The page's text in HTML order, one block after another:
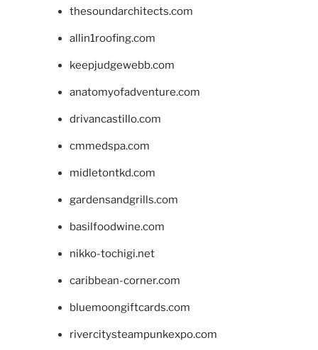
thesoundarchitects.com
allin1roofing.com
keepjudgewebb.com
anatomyofadventure.com
drivancastillo.com
cmmedspa.com
midletontkd.com
gardensandgrills.com
basilfoodwine.com
nikko-tochigi.net
caribbean-corner.com
bluemoongiftcards.com
rivercitysteampunkexpo.com